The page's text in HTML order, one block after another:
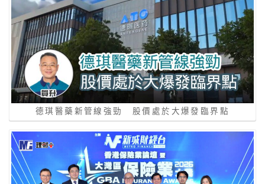
德琪醫藥新管線強勁 股價處於大爆發臨界點